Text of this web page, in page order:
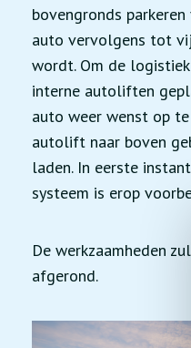
bovengronds
auto vervolgens tot
wordt. Om de
interne autoliften
auto weer wenst op
autolift naar boven
laden. In eerste
systeem is erop
De werkzaamheden
afgerond.